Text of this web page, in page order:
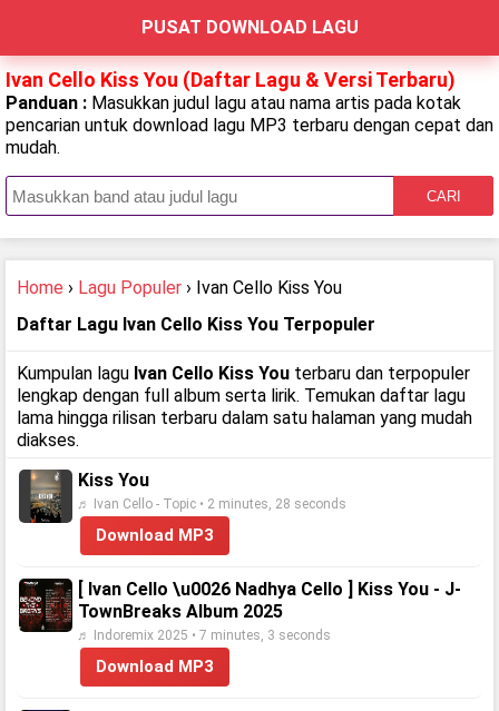
PUSAT DOWNLOAD LAGU
Ivan Cello Kiss You (Daftar Lagu & Versi Terbaru)
Panduan : Masukkan judul lagu atau nama artis pada kotak
pencarian untuk download lagu MP3 terbaru dengan cepat dan
mudah.
CARI
Home › Lagu Populer › Ivan Cello Kiss You
Daftar Lagu Ivan Cello Kiss You Terpopuler
Kumpulan lagu Ivan Cello Kiss You terbaru dan terpopuler
lengkap dengan full album serta lirik. Temukan daftar lagu
lama hingga rilisan terbaru dalam satu halaman yang mudah
diakses.
Kiss You
♬ Ivan Cello - Topic • 2 minutes, 28 seconds
Download MP3
[ Ivan Cello \u0026 Nadhya Cello ] Kiss You - J-
TownBreaks Album 2025
♬ Indoremix 2025 • 7 minutes, 3 seconds
Download MP3